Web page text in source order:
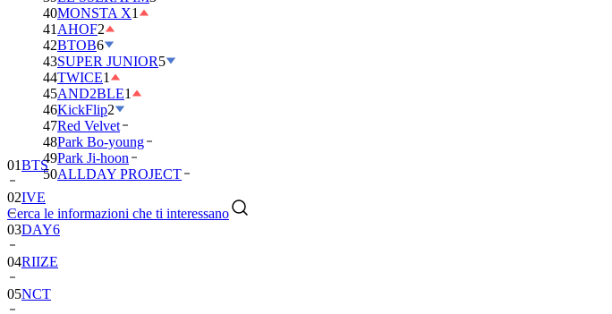
40MONSTA X1
41 AHOF2
42BTOB6
43SUPER JUNIOR5
44TWICE1
45AND2BLE1
46KickFlip2
47Red Velvet
48Park Bo-young
49Park Ji-hoon
50ALLDAY PROJECT
Cerca le informazioni che ti interessano
01BTS
02IVE
03DAY6
04RIIZE
05NCT